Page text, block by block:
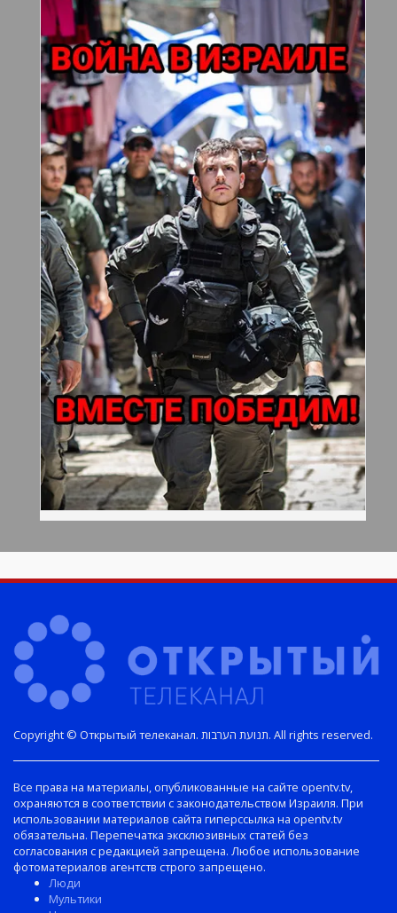
Copyright © Открытый телеканал. תנועת הערבות. All rights reserved.
Все права на материалы, опубликованные на сайте opentv.tv,
охраняются в соответствии с законодательством Израиля. При
использовании материалов сайта гиперссылка на opentv.tv
обязательна. Перепечатка эксклюзивных статей без
согласования с редакцией запрещена. Любое использование
фотоматериалов агентств строго запрещено.
Люди
Мультики